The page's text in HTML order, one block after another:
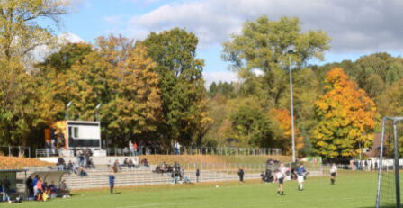
Zum
Inhalt
springen